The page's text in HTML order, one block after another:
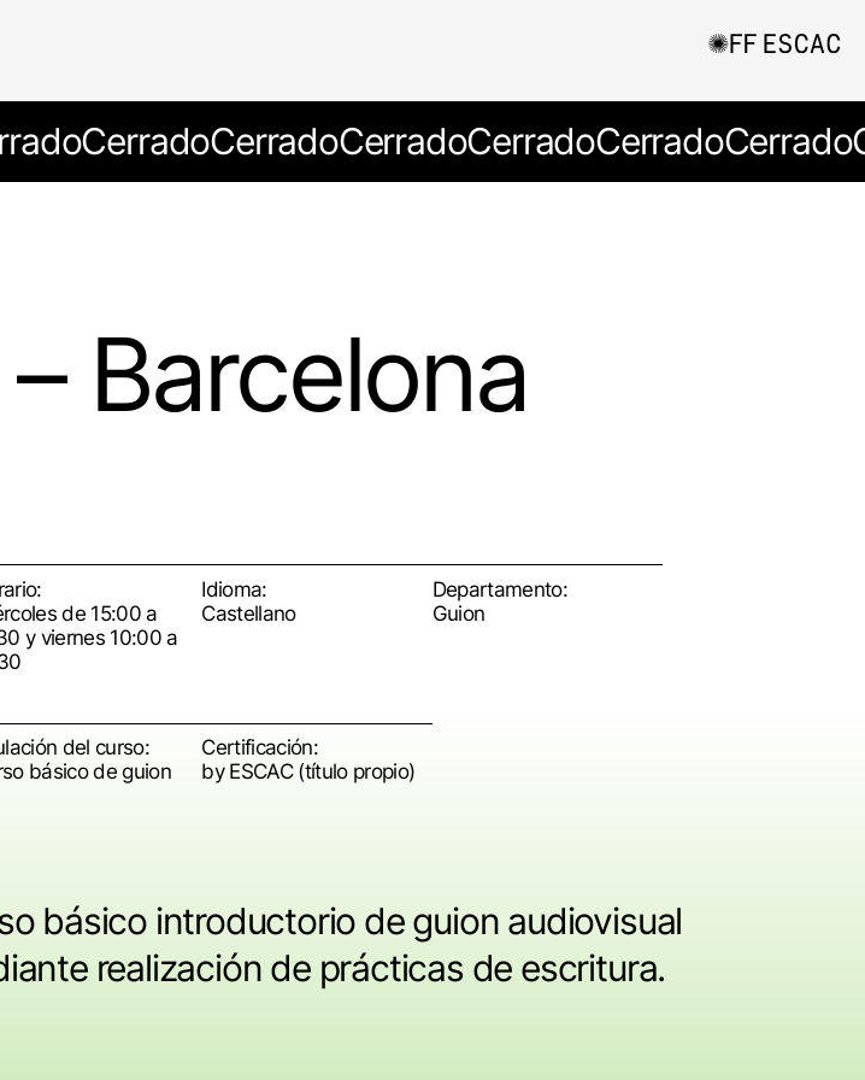
CerradoCerradoCerradoCerradoCerradoCerrado
Barcelona
de 15:00 a
y viernes 10:00 a
Idioma:
Castellano
Departamento:
Guion
del curso:
básico de guion
Certificación:
by ESCAC (título propio)
básico introductorio de guion audiovisual
realización de prácticas de escritura.